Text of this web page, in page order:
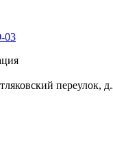
03
переулок,